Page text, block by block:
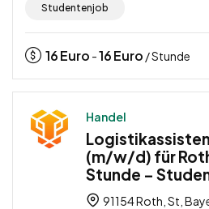
Studentenjob
16Euro -16Euro / Stunde
Handel
(m/w/d) für
Stunde –
91154 Roth, St,